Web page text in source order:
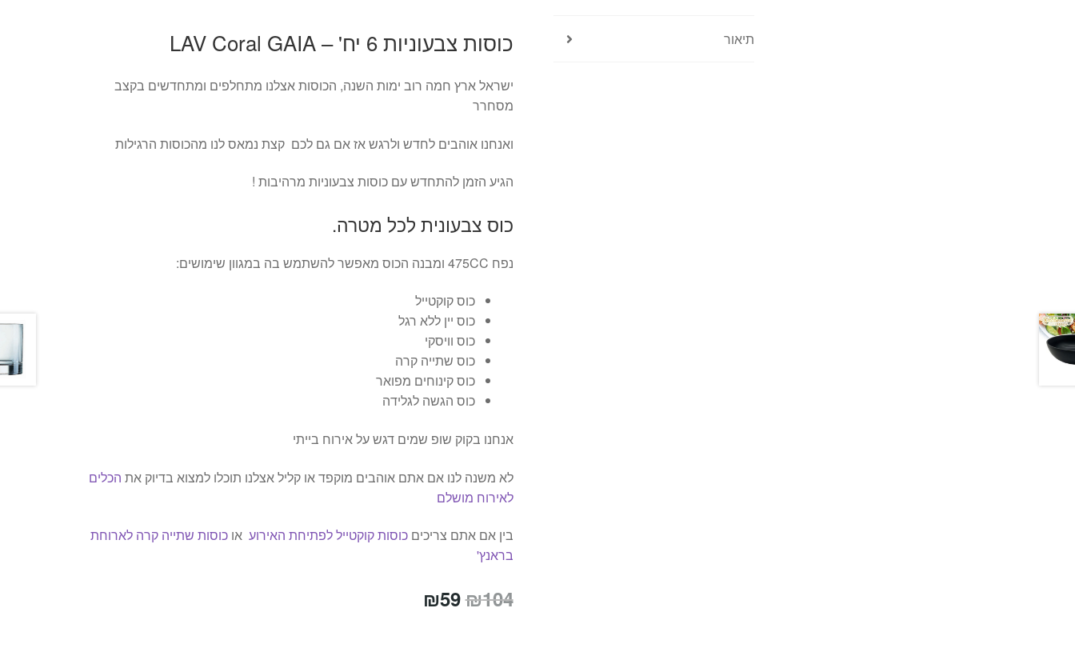
תיאור כוסות צבעוניות 6 יח' – LAV Coral GAIA
ישראל ארץ חמה רוב ימות השנה, הכוסות אצלנו מתחלפים ומתחדשים בקצב
מסחרר
ואנחנו אוהבים לחדש ולרגש אז אם גם לכם קצת נמאס לנו מהכוסות הרגילות
הגיע הזמן להתחדש עם כוסות צבעוניות מרהיבות !
כוס צבעונית לכל מטרה.
נפח 475CC ומבנה הכוס מאפשר להשתמש בה במגוון שימושים:
כוס קוקטייל
כוס יין ללא רגל
כוס וויסקי
כוס שתייה קרה
כוס קינוחים מפואר
כוס הגשה לגלידה
אנחנו בקוק שופ שמים דגש על אירוח בייתי
לא משנה לנו אם אתם אוהבים מוקפד או קליל אצלנו תוכלו למצוא בדיוק את הכלים
לאירוח מושלם
בין אם אתם צריכיםכוסות קוקטייל לפתיחת האירוע אוכוסות שתייה קרה לארוחת
בראנץ'
₪104
המחיר
₪59